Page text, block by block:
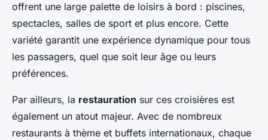
offrent une large palette de loisirs à bord : piscines,
spectacles, salles de sport et plus encore. Cette
variété garantit une expérience dynamique pour tous
les passagers, quel que soit leur âge ou leurs
préférences.
Par ailleurs, la restauration sur ces croisières est
également un atout majeur. Avec de nombreux
restaurants à thème et buffets internationaux, chaque